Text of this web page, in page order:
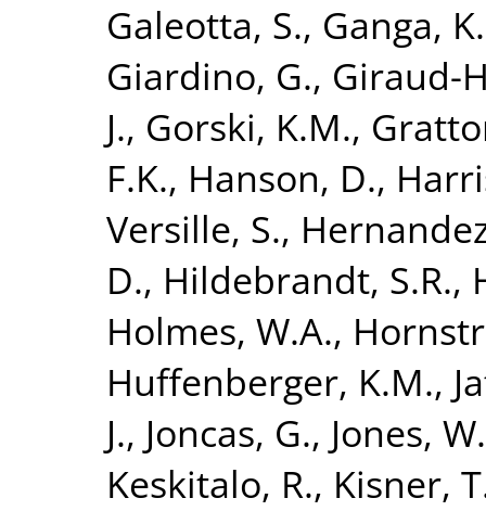
Galeotta, S., Ganga, K.
Giardino, G., Giraud-
J., Gorski, K.M.,
F.K., Hanson, D.,
Versille, S.,
D., Hildebrandt, S.R.,
Holmes, W.A.,
Huffenberger, K.M.,
J., Joncas, G., Jones,
Keskitalo, R., Kisner,